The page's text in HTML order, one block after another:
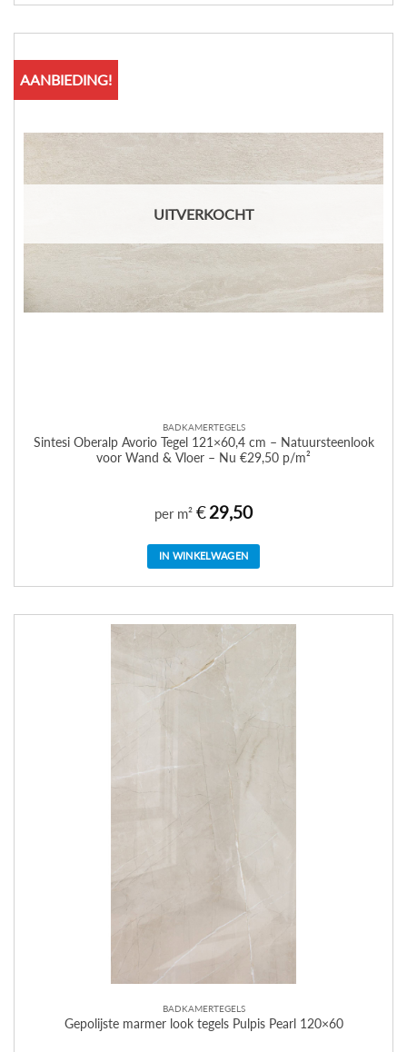
AANBIEDING!
UITVERKOCHT
BADKAMERTEGELS
Sintesi Oberalp Avorio Tegel 121×60,4 cm – Natuursteenlook
voor Wand & Vloer – Nu €29,50 p/m²
per m² €29,50
IN WINKELWAGEN
BADKAMERTEGELS
Gepolijste marmer look tegels Pulpis Pearl 120×60